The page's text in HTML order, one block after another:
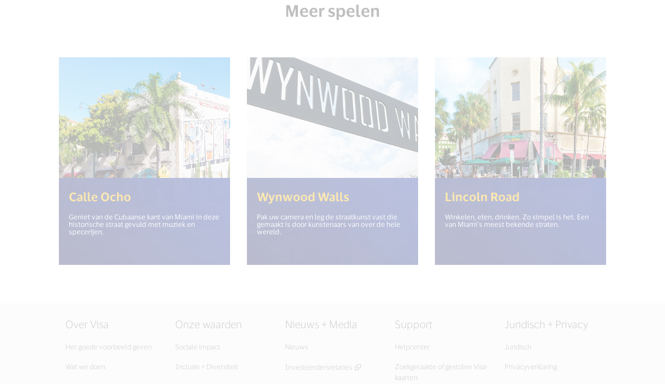
Meer spelen
Calle Ocho (<%= i18n.get("open_new_window") %>)
Geniet van de Cubaanse kant van Miami in deze
historische straat gevuld met muziek en
specerijen.
Wynwood Walls (<%= i18n.get("open_new_window") %>)
Pak uw camera en leg de straatkunst vast die
gemaakt is door kunstenaars van over de hele
wereld.
Lincoln Road
Winkelen, eten, drinken. Zo simpel is het. Een
van Miami's meest bekende straten.
Over Visa
Het goede voorbeeld geven
Wat we doen
Onze waarden
Sociale impact
Inclusie + Diversiteit
Nieuws + Media
Nieuws
Investeerdersrelaties
Support
Helpcenter
Zoekgeraakte of gestolen Visa-
kaarten
Juridisch + Privacy
Juridisch
Privacyverklaring